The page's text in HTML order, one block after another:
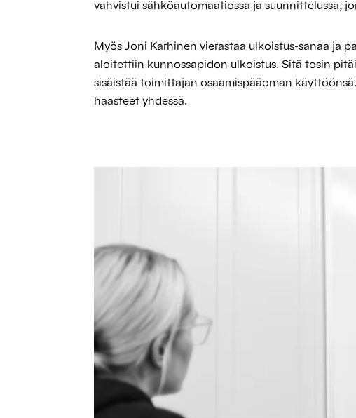
vahvistui sähköautomaatiossa ja suunnittelussa,
Myös Joni Karhinen vierastaa ulkoistus-sanaa ja
aloitettiin kunnossapidon ulkoistus. Sitä tosin
sisäistää toimittajan osaamispääoman
haasteet yhdessä.